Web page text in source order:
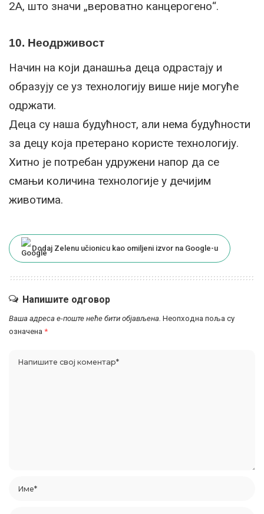
2А, што значи „вероватно канцерогено“.
10. Неодрживост
Начин на који данашња деца одрастају и
образују се уз технологију више није могуће
одржати.
Деца су наша будућност, али нема будућности
за децу која претерано користе технологију.
Хитно је потребан удружени напор да се
смањи количина технологије у дечијим
животима.
Dodaj Zelenu učionicu kao omiljeni izvor na Google-u
Напишите одговор
Ваша адреса е-поште неће бити објављена. Неопходна поља су
означена *